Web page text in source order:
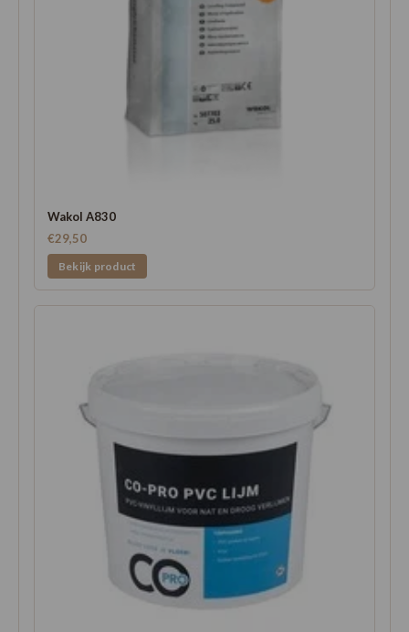
Wakol A830
€29,50
Bekijk product